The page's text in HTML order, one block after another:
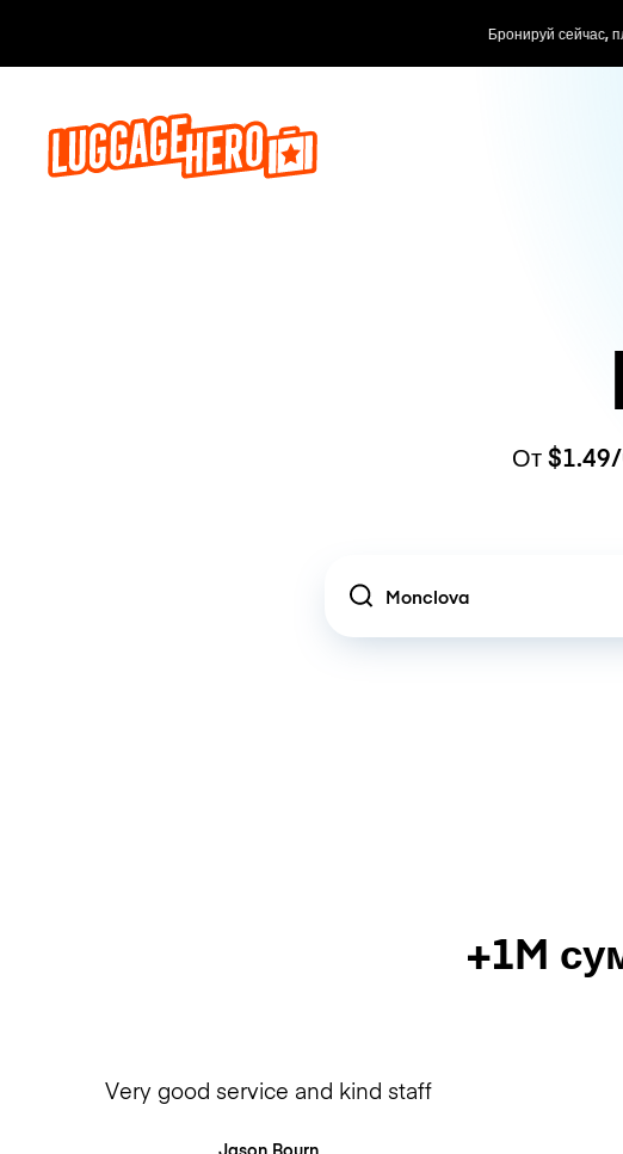
Бронируй сейчас, плати
От $1.49/
Location
+1M
Very good service and kind staff